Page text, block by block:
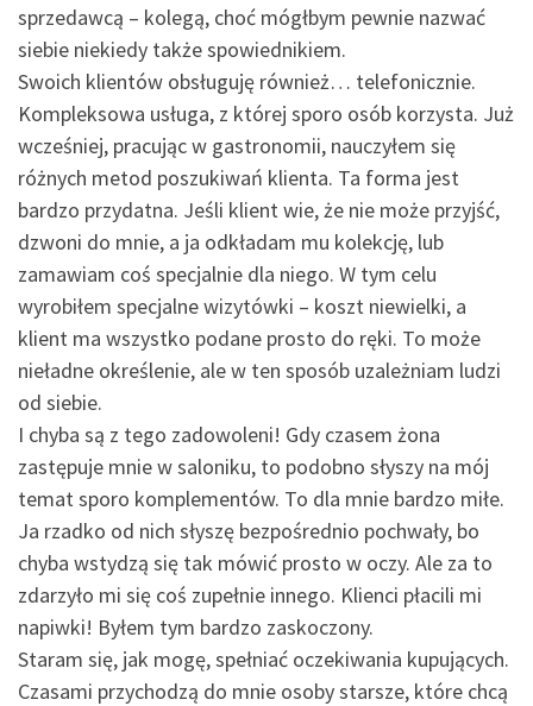
sprzedawcą – kolegą, choć mógłbym pewnie nazwać
siebie niekiedy także spowiednikiem.
Swoich klientów obsługuję również… telefonicznie.
Kompleksowa usługa, z której sporo osób korzysta. Już
wcześniej, pracując w gastronomii, nauczyłem się
różnych metod poszukiwań klienta. Ta forma jest
bardzo przydatna. Jeśli klient wie, że nie może przyjść,
dzwoni do mnie, a ja odkładam mu kolekcję, lub
zamawiam coś specjalnie dla niego. W tym celu
wyrobiłem specjalne wizytówki – koszt niewielki, a
klient ma wszystko podane prosto do ręki. To może
nieładne określenie, ale w ten sposób uzależniam ludzi
od siebie.
I chyba są z tego zadowoleni! Gdy czasem żona
zastępuje mnie w saloniku, to podobno słyszy na mój
temat sporo komplementów. To dla mnie bardzo miłe.
Ja rzadko od nich słyszę bezpośrednio pochwały, bo
chyba wstydzą się tak mówić prosto w oczy. Ale za to
zdarzyło mi się coś zupełnie innego. Klienci płacili mi
napiwki! Byłem tym bardzo zaskoczony.
Staram się, jak mogę, spełniać oczekiwania kupujących.
Czasami przychodzą do mnie osoby starsze, które chcą